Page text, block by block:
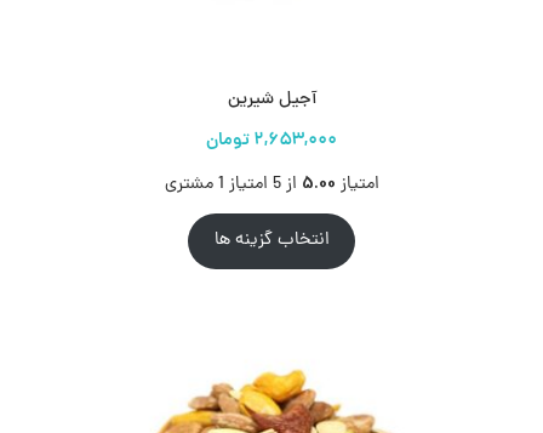
آجیل شیرین
امتیاز 5.00 از 5 امتیاز 1مشتری
انتخاب گزینه ها